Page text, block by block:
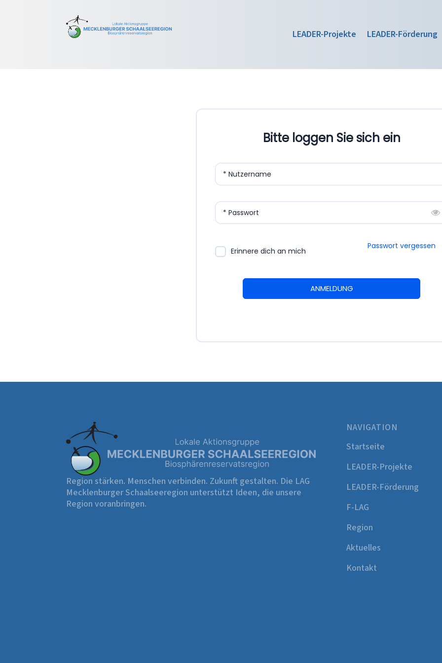
LEADER-Projekte LEADER-Förderung
Bitte loggen Sie sich ein
* Nutzername
* Passwort
Erinnere dich an mich
ANMELDUNG
Passwort vergessen
Region stärken. Menschen verbinden. Zukunft gestalten. Die LAG
Mecklenburger Schaalseeregion unterstützt Ideen, die unsere
Region voranbringen.
NAVIGATION
Startseite
LEADER-Projekte
LEADER-Förderung
F-LAG
Region
Aktuelles
Kontakt